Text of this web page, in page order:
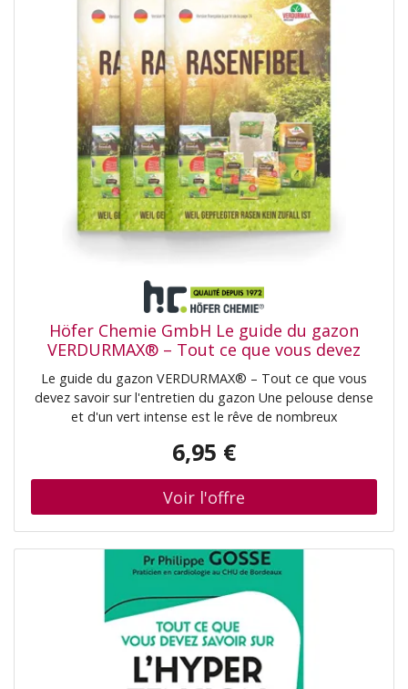
Höfer Chemie GmbH Le guide du gazon
VERDURMAX® – Tout ce que vous devez
savoir sur l'entretien du gazon
Le guide du gazon VERDURMAX® – Tout ce que vous
devez savoir sur l'entretien du gazon Une pelouse dense
et d'un vert intense est le rêve de nombreux
reste belle toute l'année, elle a besoin d'un entretien
l'entretien de la pelouse, vous disposez d'un guide
pratique contenant de précieux conseils, des explications
claires et des instructions étape par étape utiles pour un
entretien optimal de votre pelouse. Que vous souhaitiez
aménager une nouvelle pelouse ou améliorer vos
pelouses existantes, ce guide vous explique ce qui
compte vraiment. Voici ce que vous réserve le guide du
gazon Les bases pour un gazon sain et dense Le
calendrier complet d'entretien du gazon, du printemps à
l'hiver Des conseils pour tondre, fertiliser et arroser
correctement Des solutions aux problèmes courants tels
6,95 €